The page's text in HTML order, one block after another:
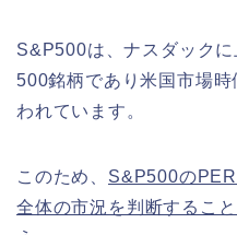
S&P500は、ナスダック
500銘柄であり米国市場
われています。
このため、 S&P500の
全体の市況を判断するこ